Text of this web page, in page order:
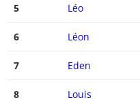
5 Léo
6 Léon
7 Eden
8 Louis